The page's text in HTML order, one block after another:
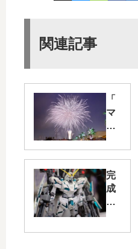
関連記事
「
マ
リ
ハ
バ
ー
イ
ミ
完
成
度